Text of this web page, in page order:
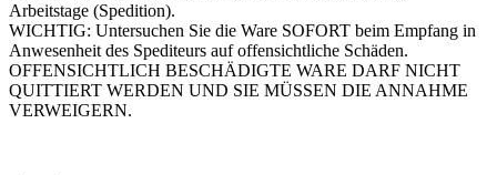
Arbeitstage (Spedition).
WICHTIG: Untersuchen Sie die Ware SOFORT beim Empfang in
Anwesenheit des Spediteurs auf offensichtliche Schäden.
OFFENSICHTLICH BESCHÄDIGTE WARE DARF NICHT
QUITTIERT WERDEN UND SIE MÜSSEN DIE ANNAHME
VERWEIGERN.